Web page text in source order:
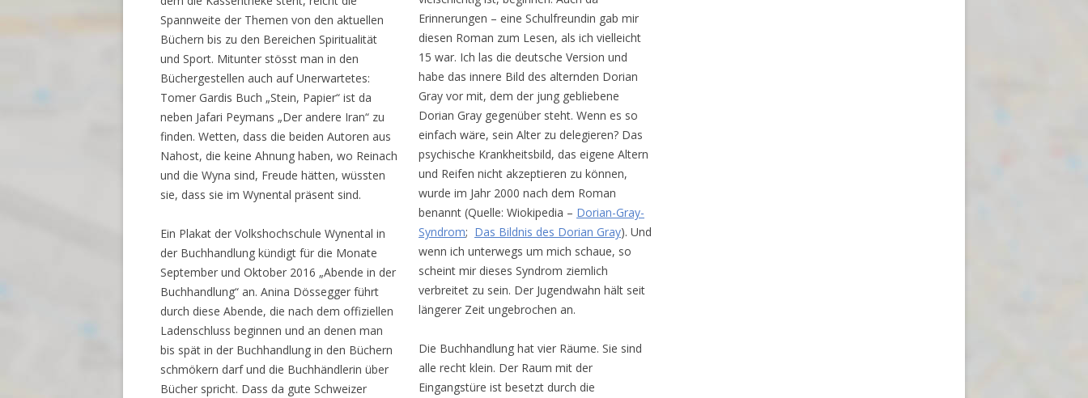
Spannweite der Themen von den aktuellen
Büchern bis zu den Bereichen Spiritualität
und Sport. Mitunter stösst man in den
Büchergestellen auch auf Unerwartetes:
Tomer Gardis Buch „Stein, Papier“ ist da
neben Jafari Peymans „Der andere Iran“ zu
finden. Wetten, dass die beiden Autoren aus
Nahost, die keine Ahnung haben, wo Reinach
und die Wyna sind, Freude hätten, wüssten
sie, dass sie im Wynental präsent sind.
Ein Plakat der Volkshochschule Wynental in
der Buchhandlung kündigt für die Monate
September und Oktober 2016 „Abende in der
Buchhandlung“ an. Anina Dössegger führt
durch diese Abende, die nach dem offiziellen
Ladenschluss beginnen und an denen man
bis spät in der Buchhandlung in den Büchern
schmökern darf und die Buchhändlerin über
Bücher spricht. Dass da gute Schweizer
Erinnerungen – eine Schulfreundin gab mir
diesen Roman zum Lesen, als ich vielleicht
15 war. Ich las die deutsche Version und
habe das innere Bild des alternden Dorian
Gray vor mit, dem der jung gebliebene
Dorian Gray gegenüber steht. Wenn es so
einfach wäre, sein Alter zu delegieren? Das
psychische Krankheitsbild, das eigene Altern
und Reifen nicht akzeptieren zu können,
wurde im Jahr 2000 nach dem Roman
benannt (Quelle: Wiokipedia – Dorian-Gray-
Syndrom; Das Bildnis des Dorian Gray). Und
wenn ich unterwegs um mich schaue, so
scheint mir dieses Syndrom ziemlich
verbreitet zu sein. Der Jugendwahn hält seit
längerer Zeit ungebrochen an.
Die Buchhandlung hat vier Räume. Sie sind
alle recht klein. Der Raum mit der
Eingangstüre ist besetzt durch die